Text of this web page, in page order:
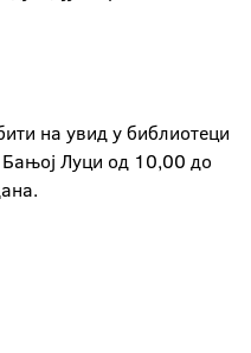
на увид у библиотеци
Луци од 10,00 до